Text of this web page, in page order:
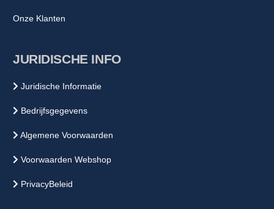
Onze Klanten
JURIDISCHE INFO
Juridische Informatie
Bedrijfsgegevens
Algemene Voorwaarden
Voorwaarden Webshop
PrivacyBeleid